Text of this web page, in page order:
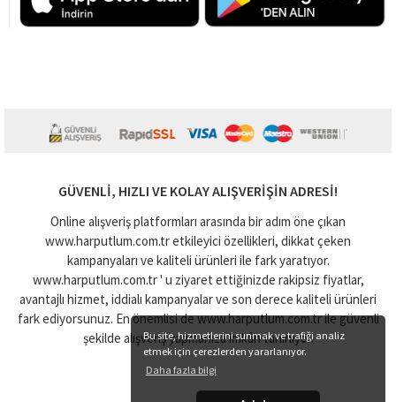
Bu site, hizmetlerini sunmak ve trafiği analiz
etmek için çerezlerden yararlanıyor.
Daha fazla bilgi
GÜVENLI, HIZLI VE KOLAY ALIŞVERIŞIN ADRESI!
Online alışveriş platformları arasında bir adım öne çıkan
www.harputlum.com.tr etkileyici özellikleri, dikkat çeken
kampanyaları ve kaliteli ürünleri ile fark yaratıyor.
www.harputlum.com.tr ' u ziyaret ettiğinizde rakipsiz fiyatlar,
avantajlı hizmet, iddialı kampanyalar ve son derece kaliteli ürünleri
fark ediyorsunuz. En önemlisi de www.harputlum.com.tr ile güvenli
şekilde alışveriş yapmanıza imkân tanınıyor.